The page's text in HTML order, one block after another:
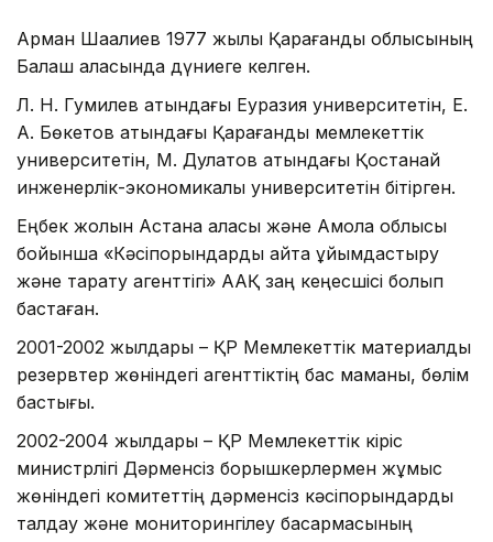
Арман Шаққалиев 1977 жылы Қарағанды облысының
Балқаш қаласында дүниеге келген.
Л. Н. Гумилев атындағы Еуразия университетін, Е.
А. Бөкетов атындағы Қарағанды мемлекеттік
университетін, М. Дулатов атындағы Қостанай
инженерлік-экономикалық университетін бітірген.
Еңбек жолын Астана қаласы және Ақмола облысы
бойынша «Кәсіпорындарды қайта ұйымдастыру
және тарату агенттігі» ААҚ заң кеңесшісі болып
бастаған.
2001-2002 жылдары – ҚР Мемлекеттік материалдық
резервтер жөніндегі агенттіктің бас маманы, бөлім
бастығы.
2002-2004 жылдары – ҚР Мемлекеттік кіріс
министрлігі Дәрменсіз борышкерлермен жұмыс
жөніндегі комитеттің дәрменсіз кәсіпорындарды
талдау және мониторингілеу басқармасының